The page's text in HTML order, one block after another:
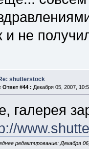
и не
shutterstock
Ответ #44 : Декабря 05, 2007,
галерея
редактирование: Декабря